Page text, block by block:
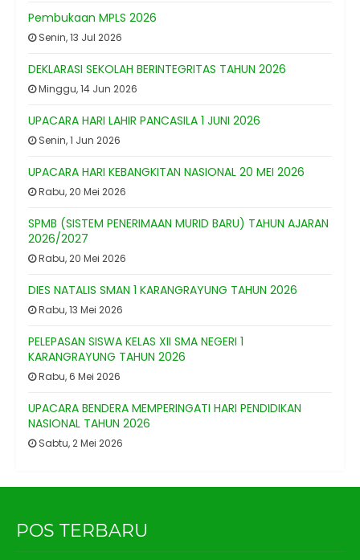
Pembukaan MPLS 2026
Senin, 13 Jul 2026
DEKLARASI SEKOLAH BERINTEGRITAS TAHUN 2026
Minggu, 14 Jun 2026
UPACARA HARI LAHIR PANCASILA 1 JUNI 2026
Senin, 1 Jun 2026
UPACARA HARI KEBANGKITAN NASIONAL 20 MEI 2026
Rabu, 20 Mei 2026
SPMB (SISTEM PENERIMAAN MURID BARU) TAHUN AJARAN
2026/2027
Rabu, 20 Mei 2026
DIES NATALIS SMAN 1 KARANGRAYUNG TAHUN 2026
Rabu, 13 Mei 2026
PELEPASAN SISWA KELAS XII SMA NEGERI 1
KARANGRAYUNG TAHUN 2026
Rabu, 6 Mei 2026
UPACARA BENDERA MEMPERINGATI HARI PENDIDIKAN
NASIONAL TAHUN 2026
Sabtu, 2 Mei 2026
POS TERBARU